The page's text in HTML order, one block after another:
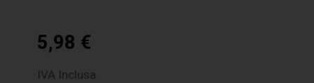
5,98 €
IVA Inclusa